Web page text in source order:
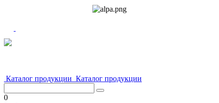
Каталог продукции Каталог продукции
0